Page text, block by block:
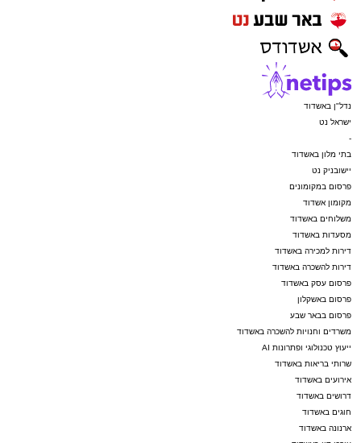
נדל"ן באשדוד
ישראל נט
-
בתי מלון באשדוד
יישובניק נט
פרסום במקומונים
מקומון אשדוד
משלוחים באשדוד
מסעדות באשדוד
דירות למכירה באשדוד
דירות להשכרה באשדוד
פרסום עסק באשדוד
פרסום באשקלון
פרסום בבאר שבע
משרדים וחנויות להשכרה באשדוד
ייעוץ טכנולוגי ופתרונות AI
שרותי בריאות באשדוד
אירועים באשדוד
דרושים באשדוד
חוגים באשדוד
ארנונה באשדוד